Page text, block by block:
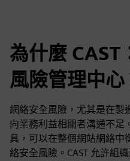
為什麼 CAST
風險管理中心
網絡安全風險，尤其是在製
向業務利益相關者溝通不足
具，可以在整個網站網絡中
絡安全風險。CAST 允許組